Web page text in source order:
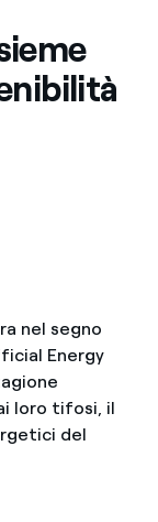
nel segno
Energy
loro tifosi, il
del